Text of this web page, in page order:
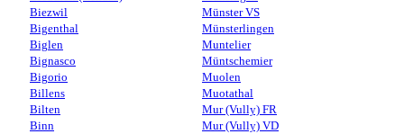
Biezwil
Bigenthal
Biglen
Bignasco
Bigorio
Billens
Bilten
Binn
Münster VS
Münsterlingen
Muntelier
Müntschemier
Muolen
Muotathal
Mur (Vully) FR
Mur (Vully) VD